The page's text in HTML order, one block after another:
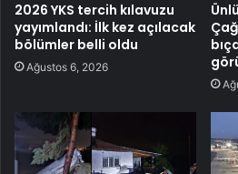
2026 YKS tercih kılavuzu
yayımlandı: İlk kez açılacak
bölümler belli oldu
Ağustos 6, 2026